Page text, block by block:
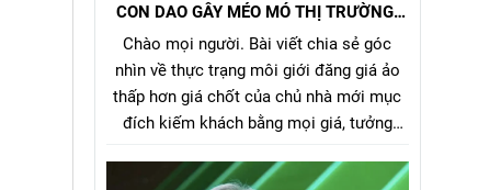
CON DAO GÂY MÉO MÓ THỊ TRƯỜNG,
GÂY HẠI CHỦ NHÀ VÀ NHÀ MÔI GIỚI
CHÂN CHÍNH
Chào mọi người. Bài viết chia sẻ góc
nhìn về thực trạng môi giới đăng giá ảo
thấp hơn giá chốt của chủ nhà mới mục
đích kiếm khách bằng mọi giá, tưởng
giới chân chính khác khi cạnh tranh về